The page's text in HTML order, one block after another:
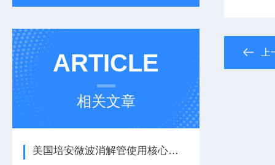
ARTICLE
相关文章
美国培安微波消解管使用核心注意事项